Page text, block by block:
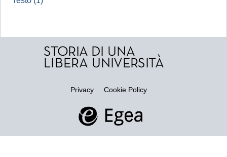
Privacy Cookie Policy